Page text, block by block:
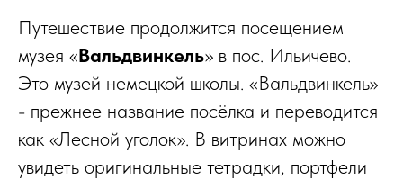
Путешествие продолжится посещением
музея «Вальдвинкель» в пос. Ильичево.
Это музей немецкой школы. «Вальдвинкель»
- прежнее название посёлка и переводится
как «Лесной уголок». В витринах можно
увидеть оригинальные тетрадки, портфели